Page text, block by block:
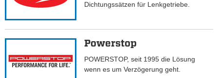
Dichtungssätzen für Lenkgetriebe.
Powerstop
POWERSTOP, seit 1995 die Lösung
wenn es um Verzögerung geht.